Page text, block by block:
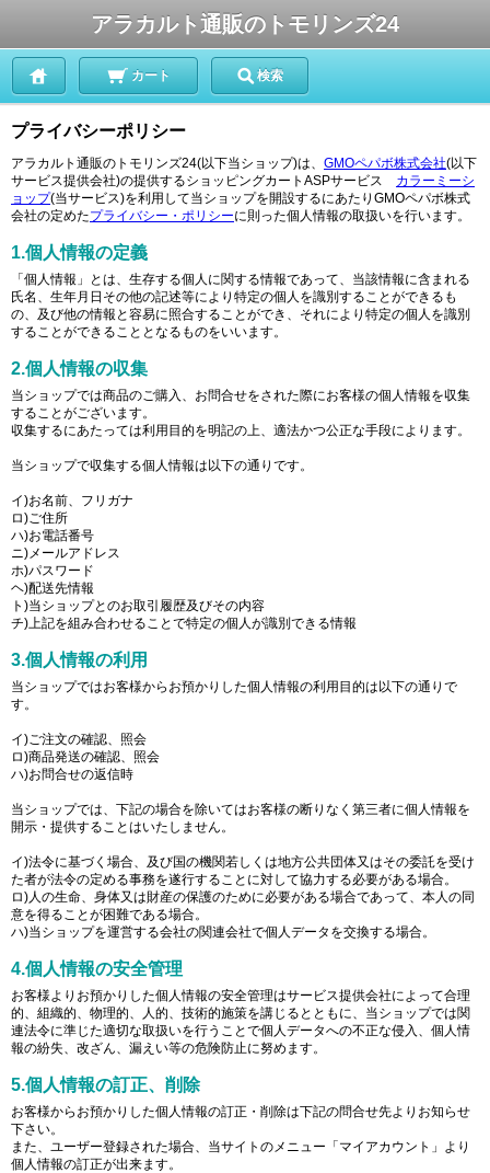
アラカルト通販のトモリンズ24
カート 検索
プライバシーポリシー
アラカルト通販のトモリンズ24(以下当ショップ)は、 GMOペパボ株式会社(以下
サービス提供会社)の提供するショッピングカートASPサービス カラーミーシ
ョップ(当サービス)を利用して当ショップを開設するにあたりGMOペパボ株式
会社の定めたプライバシー・ポリシーに則った個人情報の取扱いを行います。
1.個人情報の定義
「個人情報」とは、生存する個人に関する情報であって、当該情報に含まれる
氏名、生年月日その他の記述等により特定の個人を識別することができるも
の、及び他の情報と容易に照合することができ、それにより特定の個人を識別
することができることとなるものをいいます。
2.個人情報の収集
当ショップでは商品のご購入、お問合せをされた際にお客様の個人情報を収集
することがございます。
収集するにあたっては利用目的を明記の上、適法かつ公正な手段によります。
当ショップで収集する個人情報は以下の通りです。
イ)お名前、フリガナ
ロ)ご住所
ハ)お電話番号
ニ)メールアドレス
ホ)パスワード
ヘ)配送先情報
ト)当ショップとのお取引履歴及びその内容
チ)上記を組み合わせることで特定の個人が識別できる情報
3.個人情報の利用
当ショップではお客様からお預かりした個人情報の利用目的は以下の通りで
す。
イ)ご注文の確認、照会
ロ)商品発送の確認、照会
ハ)お問合せの返信時
当ショップでは、下記の場合を除いてはお客様の断りなく第三者に個人情報を
開示・提供することはいたしません。
イ)法令に基づく場合、及び国の機関若しくは地方公共団体又はその委託を受け
た者が法令の定める事務を遂行することに対して協力する必要がある場合。
ロ)人の生命、身体又は財産の保護のために必要がある場合であって、本人の同
意を得ることが困難である場合。
ハ)当ショップを運営する会社の関連会社で個人データを交換する場合。
4.個人情報の安全管理
お客様よりお預かりした個人情報の安全管理はサービス提供会社によって合理
的、組織的、物理的、人的、技術的施策を講じるとともに、当ショップでは関
連法令に準じた適切な取扱いを行うことで個人データへの不正な侵入、個人情
報の紛失、改ざん、漏えい等の危険防止に努めます。
5.個人情報の訂正、削除
お客様からお預かりした個人情報の訂正・削除は下記の問合せ先よりお知らせ
下さい。
また、ユーザー登録された場合、当サイトのメニュー「マイアカウント」より
個人情報の訂正が出来ます。